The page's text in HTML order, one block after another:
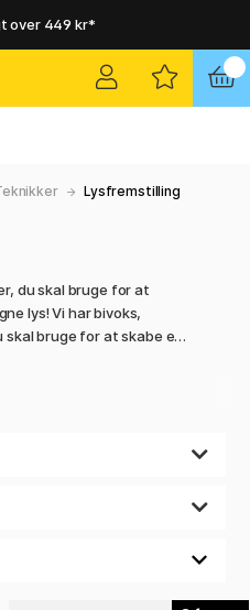
over 449 kr*
pakkeshop
pakkeshop
Lysfremstilling
du skal bruge for at
lys! Vi har bivoks,
skal bruge for at skabe et
råt og ufarvet. Det ser lige